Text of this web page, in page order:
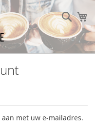
met uw e-mailadres.